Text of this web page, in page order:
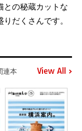
との秘蔵カットな
だくさんです。
連本 View All